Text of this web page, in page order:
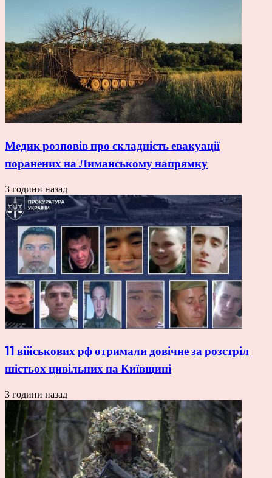
Медик розповів про складність евакуації
поранених на Лиманському напрямку
3 години назад
11 військових рф отримали довічне за розстріл
шістьох цивільних на Київщині
3 години назад